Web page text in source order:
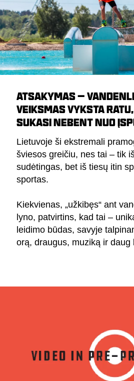
ATSAKYMAS –
VEIKSMAS VYKSTA RATU,
SUKASI NEBENT NUO
Lietuvoje ši ekstremali
šviesos greičiu, nes tai – tik
sudėtingas, bet iš tiesų itin
sportas.
Kiekvienas, „užkibęs“ ant
lyno, patvirtins, kad tai –
leidimo būdas, savyje
orą, draugus, muziką ir daug